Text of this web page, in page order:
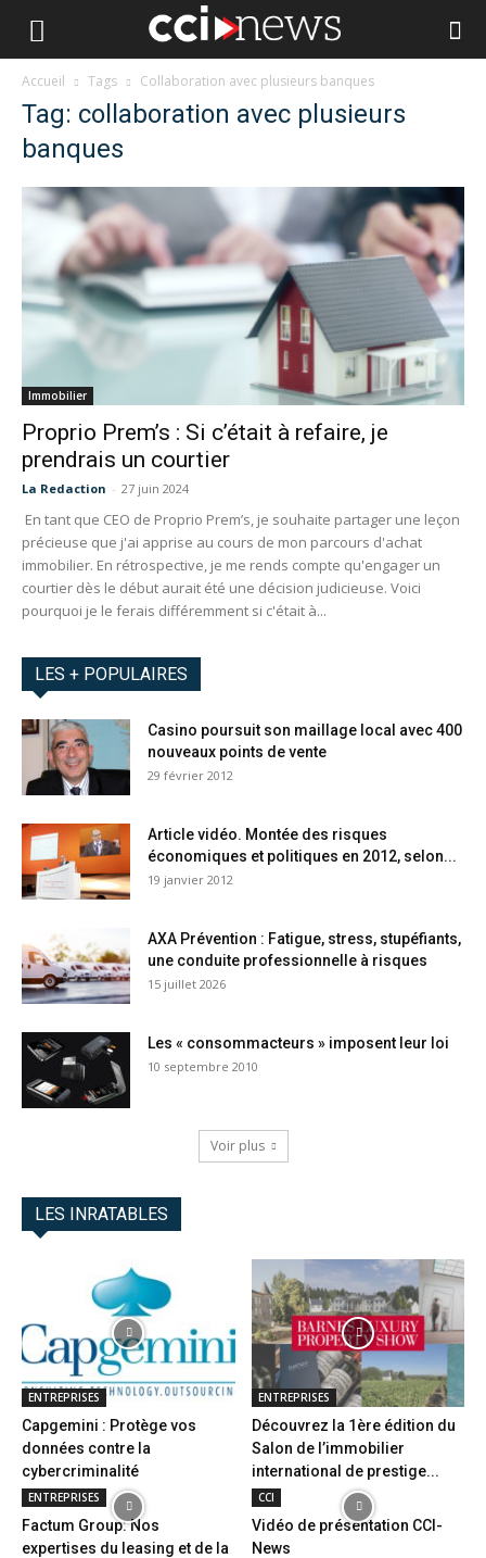
Accueil Tags Collaboration avec plusieurs banques
Tag: collaboration avec plusieurs
banques
Immobilier
Proprio Prem’s : Si c’était à refaire, je
prendrais un courtier
La Redaction - 27 juin 2024
En tant que CEO de Proprio Prem’s, je souhaite partager une leçon
précieuse que j'ai apprise au cours de mon parcours d'achat
immobilier. En rétrospective, je me rends compte qu'engager un
courtier dès le début aurait été une décision judicieuse. Voici
pourquoi je le ferais différemment si c'était à...
LES + POPULAIRES
Casino poursuit son maillage local avec 400
nouveaux points de vente
29 février 2012
Article vidéo. Montée des risques
économiques et politiques en 2012, selon...
19 janvier 2012
AXA Prévention : Fatigue, stress, stupéfiants,
une conduite professionnelle à risques
15 juillet 2026
Les « consommacteurs » imposent leur loi
10 septembre 2010
Voir plus
LES INRATABLES
ENTREPRISES
Capgemini : Protège vos
données contre la
cybercriminalité
ENTREPRISES
Découvrez la 1ère édition du
Salon de l’immobilier
international de prestige...
ENTREPRISES
Factum Group: Nos
expertises du leasing et de la
CCI
Vidéo de présentation CCI-
News